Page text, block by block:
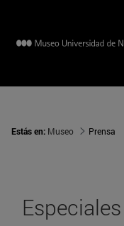
Estás en: Museo Prensa